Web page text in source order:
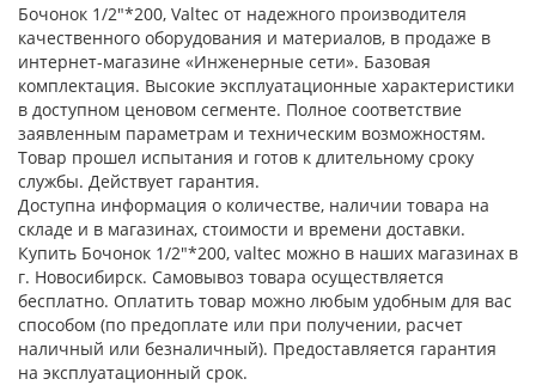
Бочонок 1/2"*200, Valtec от надежного производителя
качественного оборудования и материалов, в продаже в
интернет-магазине «Инженерные сети». Базовая
комплектация. Высокие эксплуатационные характеристики
в доступном ценовом сегменте. Полное соответствие
заявленным параметрам и техническим возможностям.
Товар прошел испытания и готов к длительному сроку
службы. Действует гарантия.
Доступна информация о количестве, наличии товара на
складе и в магазинах, стоимости и времени доставки.
Купить Бочонок 1/2"*200, valtec можно в наших магазинах в
г. Новосибирск. Самовывоз товара осуществляется
бесплатно. Оплатить товар можно любым удобным для вас
способом (по предоплате или при получении, расчет
наличный или безналичный). Предоставляется гарантия
на эксплуатационный срок.